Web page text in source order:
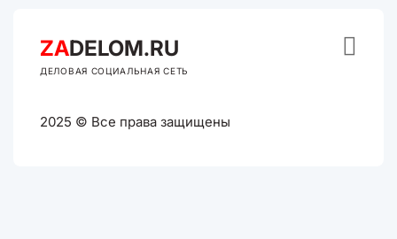
ZADELOM.RU
ДЕЛОВАЯ СОЦИАЛЬНАЯ СЕТЬ
2025 © Все права защищены
